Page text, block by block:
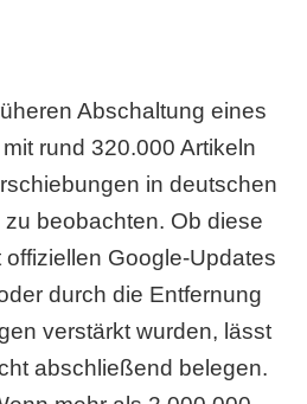
Abschaltung eines
rund 320.000 Artikeln
in deutschen
beobachten. Ob diese
Google-Updates
durch die Entfernung
verstärkt wurden, lässt
abschließend belegen.